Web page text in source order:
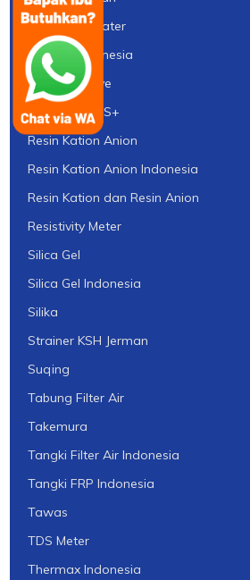
Profil Ady Water
Purolite Indonesia
Quartz Sleeve
Resin Flotrol S+
Resin Kation Anion
Resin Kation Anion Indonesia
Resin Kation dan Resin Anion
Resistivity Meter
Silica Gel
Silica Gel Indonesia
Silika
Strainer KSH Jerman
Suqing
Tabung Filter Air
Takemura
Tangki Filter Air Indonesia
Tangki FRP Indonesia
Tawas
TDS Meter
Thermax Indonesia